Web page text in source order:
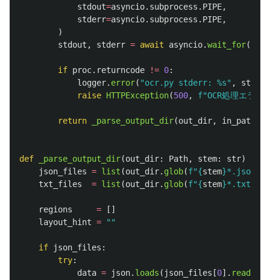
stdout=asyncio. subprocess . PIPE,
stderr=asyncio. subprocess . PIPE,
)
stdout , stderr = await asyncio.wait_for(
if proc. returncode != 0:
logger. error( "ocr.py stderr: %s" ,
stderr
raise HTTPException(500, f"OCR処理エラ
return _parse_output_dir(out_dir, in_path
def _parse_output_dir(out_dir: Path, stem: str)
json_files = list (out_dir. glob(f"{stem}*.json
txt_files
= list (out_dir. glob(f"{stem}*.txt
regions =
[]
layout_hint = ""
if json_files :
try:
data = json. loads ( json_files [0].